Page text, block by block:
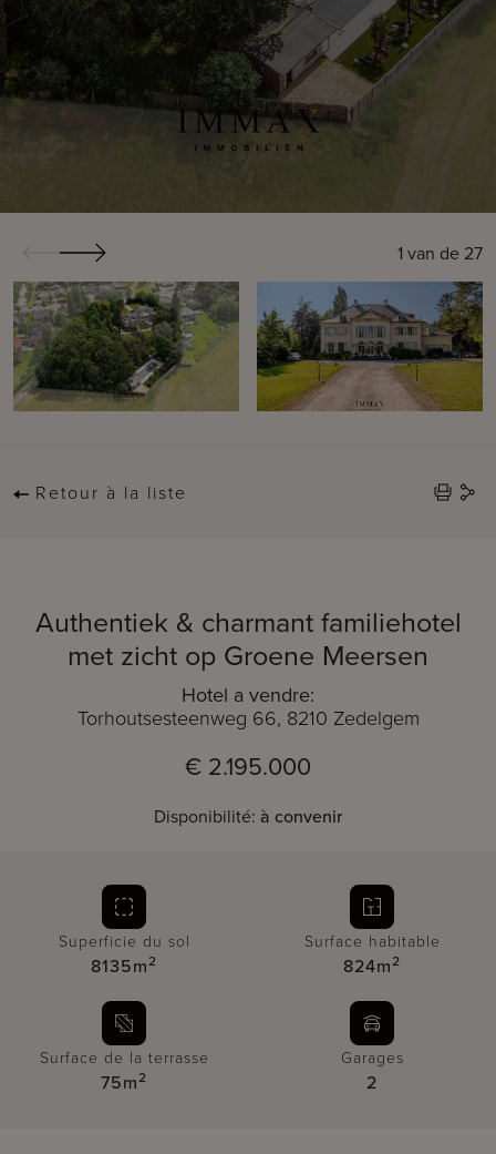
1 van de 27
Retour à la liste
Authentiek & charmant familiehotel
met zicht op Groene Meersen
Hotel a vendre:
Torhoutsesteenweg 66, 8210 Zedelgem
€ 2.195.000
Disponibilité: à convenir
Superficie du sol
8135m2
Surface habitable
824m2
Surface de la terrasse
75m2
Garages
2